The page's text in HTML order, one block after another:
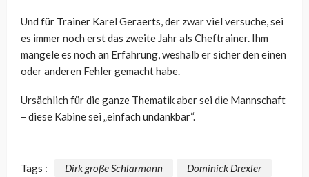
Und für Trainer Karel Geraerts, der zwar viel versuche, sei
es immer noch erst das zweite Jahr als Cheftrainer. Ihm
mangele es noch an Erfahrung, weshalb er sicher den einen
oder anderen Fehler gemacht habe.
Ursächlich für die ganze Thematik aber sei die Mannschaft
– diese Kabine sei „einfach undankbar“.
Tags : Dirk große Schlarmann
Dominick Drexler